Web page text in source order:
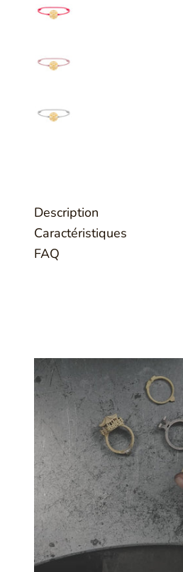
Description
Caractéristiques
FAQ